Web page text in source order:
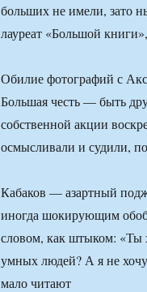
больших не имели, зато
лауреат «Большой
Обилие фотографий с
Большая честь — быть
собственной акции
осмысливали и судили,
Кабаков — азартный
иногда шокирующим
словом, как штыком: «Ты
умных людей? А я не
мало читают